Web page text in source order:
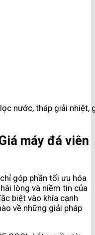
nước, tháp giải
máy đá viên
góp phần tối ưu hóa
lòng và niềm tin của
biệt vào khía cạnh
về những giải pháp